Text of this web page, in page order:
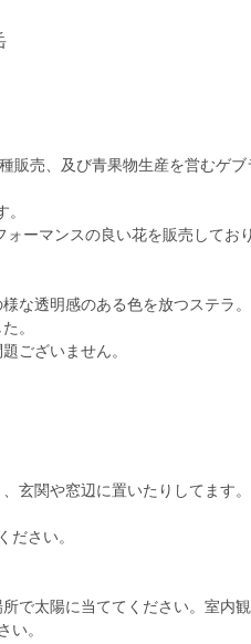
販売、及び青果物生産を営むゲブ
ーマンスの良い花を販売しており
な透明感のある色を放つステラ。
。
ございません。
玄関や窓辺に置いたりしてます
ださい。
で太陽に当ててください。室内
い。